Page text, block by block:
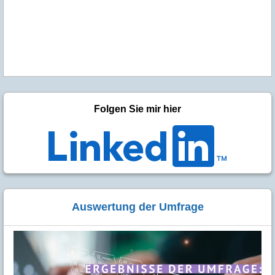
Folgen Sie mir hier
Auswertung der Umfrage